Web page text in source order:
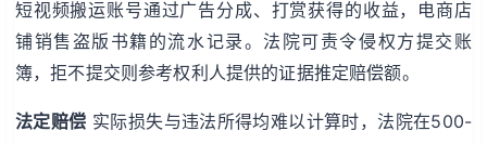
短视频搬运账号通过广告分成、打赏获得的收益，电商店
铺销售盗版书籍的流水记录。法院可责令侵权方提交账
簿，拒不提交则参考权利人提供的证据推定赔偿额。
法定赔偿 实际损失与违法所得均难以计算时，法院在500-